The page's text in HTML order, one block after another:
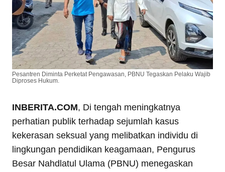
Pesantren Diminta Perketat Pengawasan, PBNU Tegaskan Pelaku Wajib
Diproses Hukum.
INBERITA.COM, Di tengah meningkatnya
perhatian publik terhadap sejumlah kasus
kekerasan seksual yang melibatkan individu di
lingkungan pendidikan keagamaan, Pengurus
Besar Nahdlatul Ulama (PBNU) menegaskan